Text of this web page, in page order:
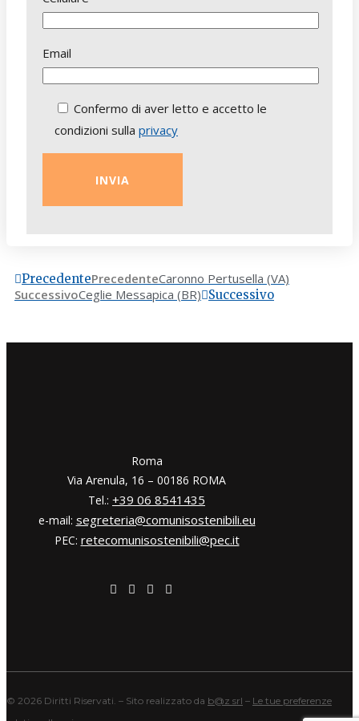
Email
Confermo di aver letto e accetto le
condizioni sulla privacy
PrecedentePrecedenteCaronno Pertusella (VA)
SuccessivoCeglie Messapica (BR) Successivo
​​Roma
Via Arenula, 16 – 00186 ROMA
Tel.: +39 06 8541435
e-mail: segreteria@comunisostenibili.eu
PEC: retecomunisostenibili@pec.it
© 2026 Diritti Riservati. – Sito realizzato da b@z srl – Le tue preferenze